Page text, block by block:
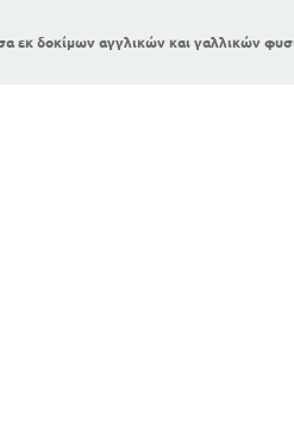
εκ δοκίμων αγγλικών και γαλλικών